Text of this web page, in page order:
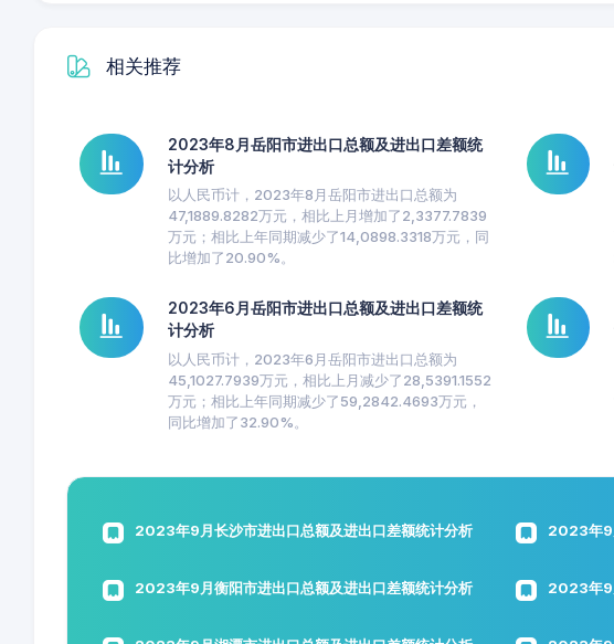
相关推荐
2023年8月岳阳市进出口总额及进出口差额统
计分析
以人民币计，2023年8月岳阳市进出口总额为
47,1889.8282万元，相比上月增加了2,3377.7839
万元；相比上年同期减少了14,0898.3318万元，同
比增加了20.90%。
2023年6月岳阳市进出口总额及进出口差额统
计分析
以人民币计，2023年6月岳阳市进出口总额为
45,1027.7939万元，相比上月减少了28,5391.1552
万元；相比上年同期减少了59,2842.4693万元，
同比增加了32.90%。
2023年9月长沙市进出口总额及进出口差额统计分析 2023年9
2023年9月衡阳市进出口总额及进出口差额统计分析 2023年9